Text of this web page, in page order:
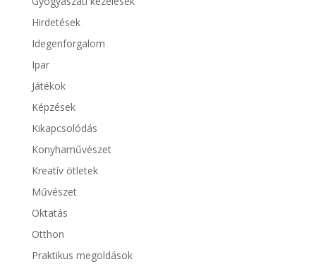
Hirdetések
Idegenforgalom
Ipar
Játékok
Képzések
Kikapcsolódás
Konyhaművészet
Kreatív ötletek
Művészet
Oktatás
Otthon
Praktikus megoldások